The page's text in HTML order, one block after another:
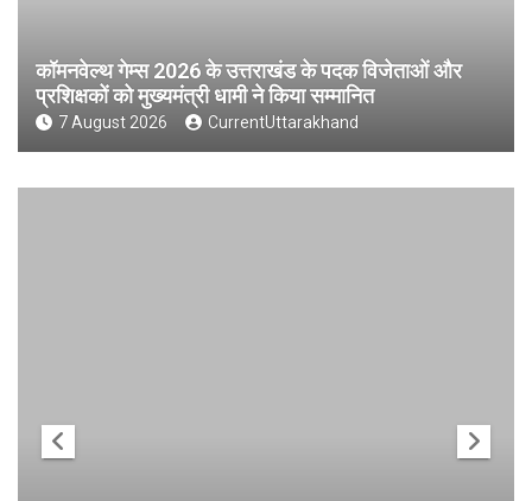
कॉमनवेल्थ गेम्स 2026 के उत्तराखंड के पदक विजेताओं और
प्रशिक्षकों को मुख्यमंत्री धामी ने किया सम्मानित
7 August 2026 CurrentUttarakhand